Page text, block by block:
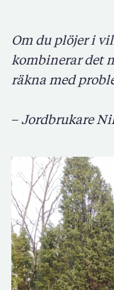
Om du plöjer i
kombinerar det
räkna med
–Jordbrukare